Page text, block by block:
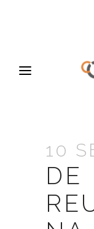
10
DE